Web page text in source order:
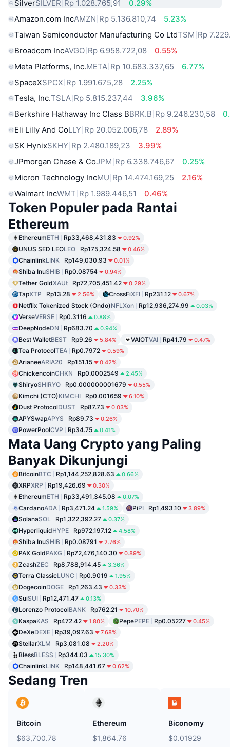
SilverSILVER Rp 1.028.765,91
0.29%
Amazon.com IncAMZN Rp 5.136.810,74
5.23%
Taiwan Semiconductor Manufacturing Co LtdTSM Rp
Broadcom IncAVGO Rp 6.958.722,08
0.55%
Meta Platforms, Inc.META Rp 10.683.337,65
6.77%
SpaceXSPCX Rp 1.991.675,28
2.25%
Tesla, Inc.TSLA Rp 5.815.237,44
3.96%
Berkshire Hathaway Inc Class BBRK.B Rp 9.246.230,58
Eli Lilly And CoLLY Rp 20.052.006,78
2.89%
SK HynixSKHY Rp 2.480.189,23
3.99%
JPmorgan Chase & CoJPM Rp 6.338.746,67
0.25%
Micron Technology IncMU Rp 14.474.169,25
2.16%
Walmart IncWMT Rp 1.989.446,51 0.46%
Token Populer pada Rantai
Ethereum
EthereumETH Rp33,468,431.83 0.92%
UNUS SED LEOLEO Rp175,324.58 0.46%
ChainlinkLINK Rp149,030.93 0.01%
Shiba InuSHIB Rp0.08754 0.94%
Tether GoldXAUt Rp72,705,451.42 0.29%
TapXTP Rp13.28 2.56% CrossFiXFI Rp231.12 0.67%
Netflix Tokenized Stock (Ondo)NFLXon Rp12,936,274.99 0.03%
VerseVERSE Rp0.3116 0.88%
DeepNodeDN Rp683.70 0.94%
Best WalletBEST Rp9.26 5.84% VAIOTVAI Rp41.79 0.47%
Tea ProtocolTEA Rp0.7972 0.59%
ArianeeARIA20 Rp151.15 0.42%
ChickencoinCHKN Rp0.0002549 2.45%
ShiryoSHIRYO Rp0.000000001679 0.55%
Kimchi (CTO)KIMCHI Rp0.001659 6.10%
Dust ProtocolDUST Rp87.73 0.03%
APYSwapAPYS Rp89.73 0.26%
PowerPoolCVP Rp34.75 0.41%
Mata Uang Crypto yang Paling
Banyak Dikunjungi
BitcoinBTC Rp1,144,252,828.63 0.66%
XRPXRP Rp19,426.69 0.30%
EthereumETH Rp33,491,345.08 0.07%
CardanoADA Rp3,471.24 1.59% PiPI Rp1,493.10 3.89%
SolanaSOL Rp1,322,392.27 0.37%
HyperliquidHYPE Rp972,197.12 4.58%
Shiba InuSHIB Rp0.08791 2.76%
PAX GoldPAXG Rp72,476,140.30 0.89%
ZcashZEC Rp8,788,914.45 3.36%
Terra ClassicLUNC Rp0.9019 1.95%
DogecoinDOGE Rp1,263.43 0.33%
SuiSUI Rp12,471.47 0.13%
Lorenzo ProtocolBANK Rp762.21 10.70%
KaspaKAS Rp472.42 1.80% PepePEPE Rp0.05227 0.45%
DeXeDEXE Rp39,097.63 7.68%
StellarXLM Rp3,081.08 2.20%
BlessBLESS Rp344.03 15.30%
ChainlinkLINK Rp148,441.67 0.62%
Sedang Tren
Bitcoin
$63,700.78
Ethereum
$1,864.76
Biconomy
$0.01929